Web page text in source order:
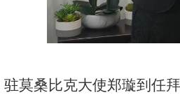
驻莫桑比克大使郑璇到任